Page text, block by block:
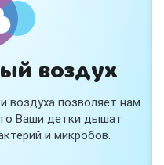
воздух
воздуха позволяет нам
Ваши детки дышат
и микробов.